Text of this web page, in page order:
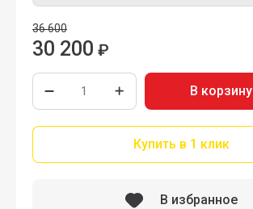
36 600
30 200 ₽
В корзину
Купить в 1 клик
В избранное